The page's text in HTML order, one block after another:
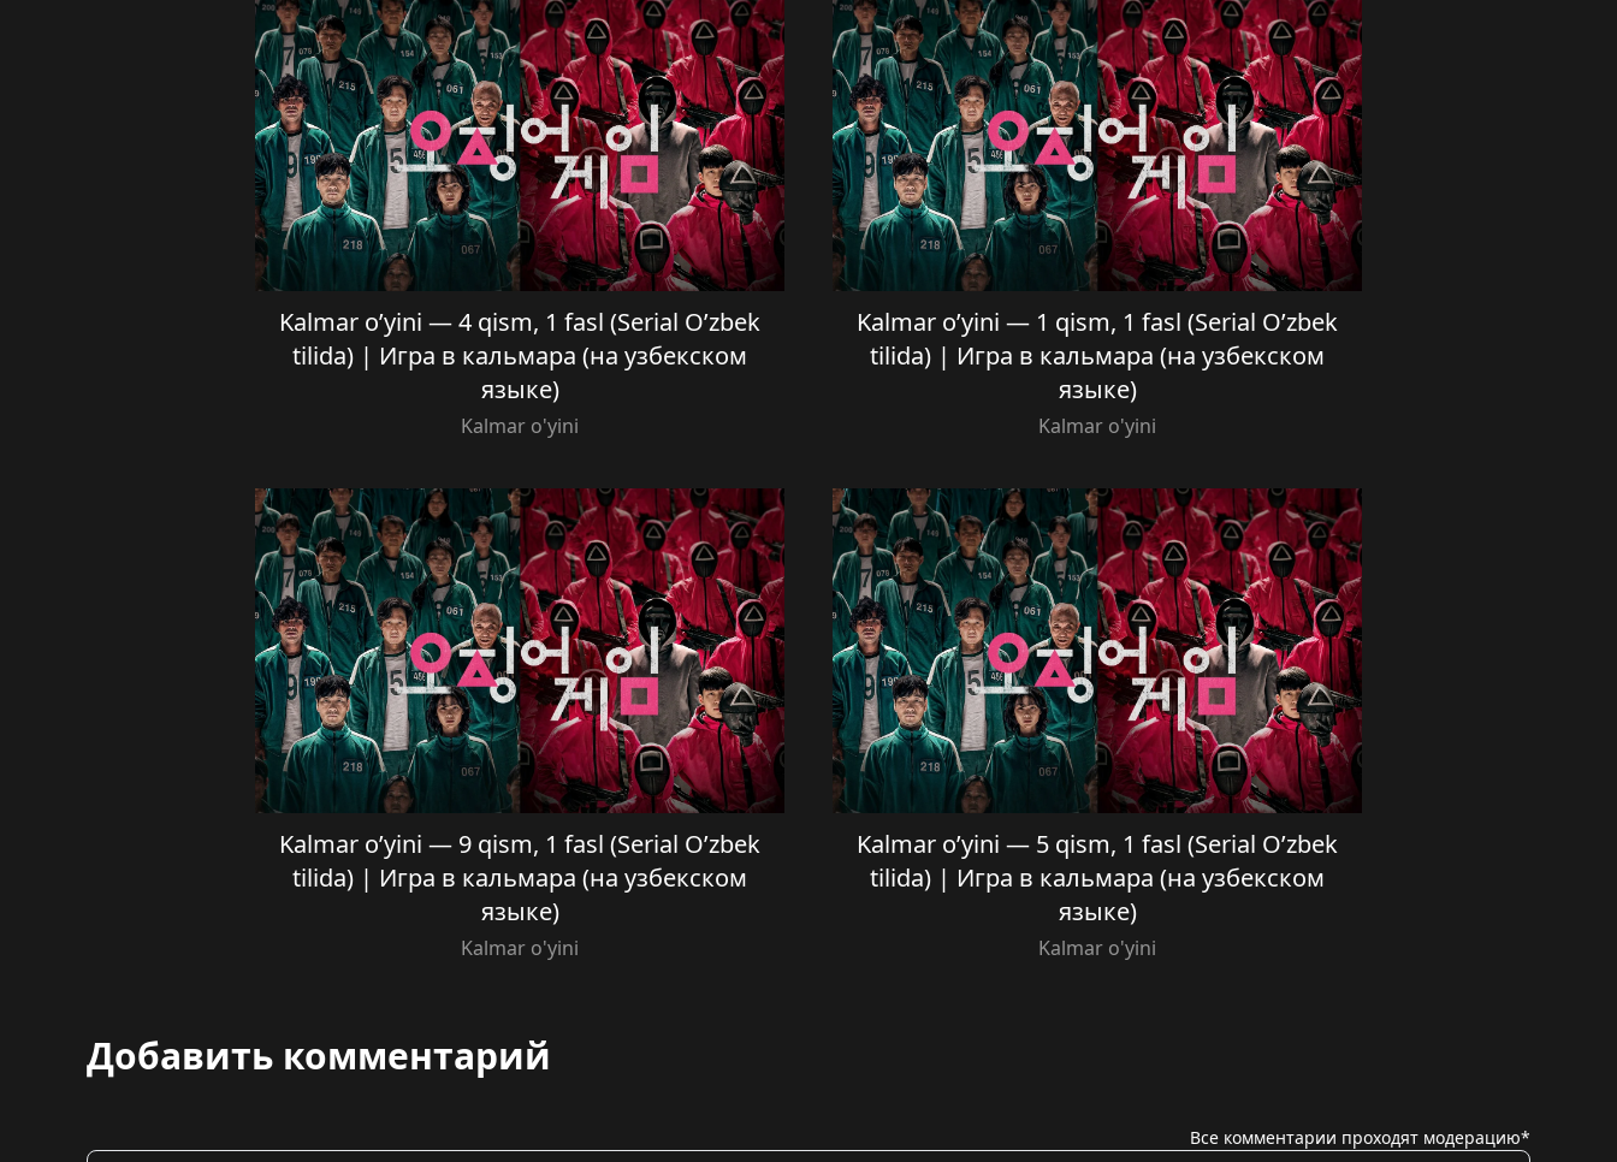
Kalmar o’yini — 4 qism, 1 fasl (Serial O’zbek
tilida) | Игра в кальмара (на узбекском
языке)
Kalmar o'yini
Kalmar o’yini — 1 qism, 1 fasl (Serial O’zbek
tilida) | Игра в кальмара (на узбекском
языке)
Kalmar o'yini
Kalmar o’yini — 9 qism, 1 fasl (Serial O’zbek
tilida) | Игра в кальмара (на узбекском
языке)
Kalmar o'yini
Kalmar o’yini — 5 qism, 1 fasl (Serial O’zbek
tilida) | Игра в кальмара (на узбекском
языке)
Kalmar o'yini
Добавить комментарий
Все комментарии проходят модерацию*